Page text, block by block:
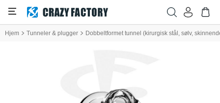
Hjem Tunneler & plugger Dobbeltformet tunnel (kirurgisk stål, sølv,